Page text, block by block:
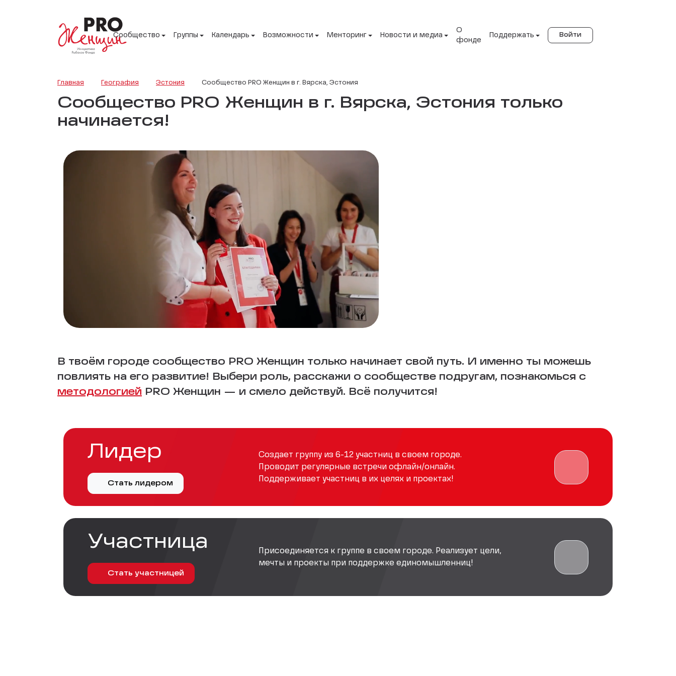
Сообщество Группы Календарь Возможности Менторинг Новости и медиа
О
фонде
Поддержать Войти
Главная География Эстония Сообщество PRO Женщин в г. Вярска, Эстония
Сообщество PRO Женщин в г. Вярска, Эстония только
начинается!
В твоём городе сообщество PRO Женщин только начинает свой путь. И именно ты можешь
повлиять на его развитие! Выбери роль, расскажи о сообществе подругам, познакомься с
методологией PRO Женщин — и смело действуй. Всё получится!
Лидер
Стать лидером
Создает группу из 6-12 участниц в своем городе.
Проводит регулярные встречи офлайн/онлайн.
Поддерживает участниц в их целях и проектах!
Участница
Стать участницей
Присоединяется к группе в своем городе. Реализует цели,
мечты и проекты при поддержке единомышленниц!